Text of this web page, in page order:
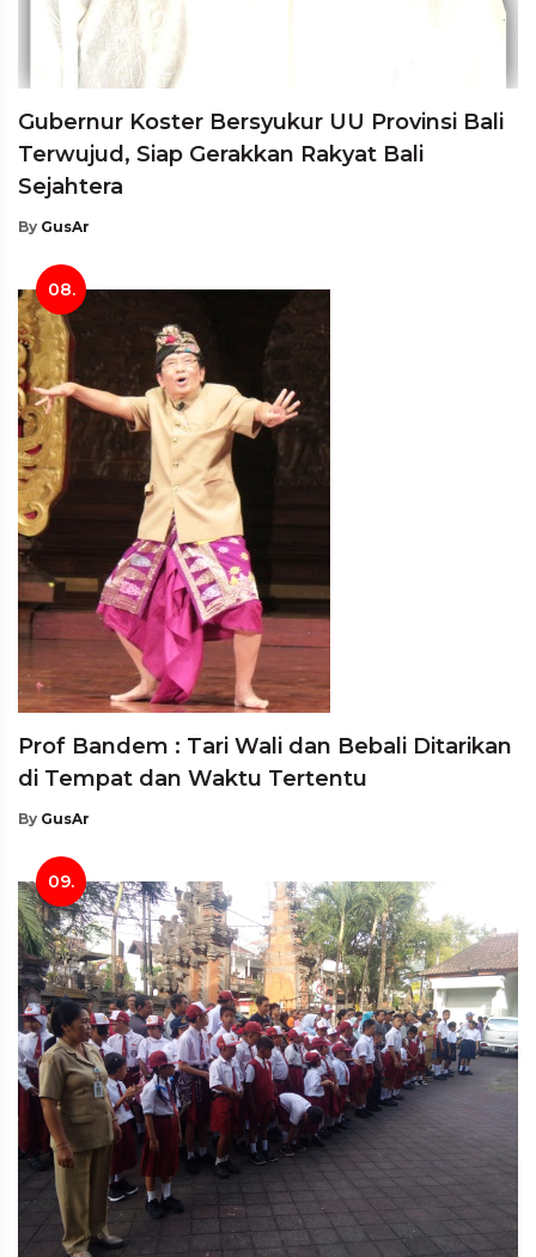
Gubernur Koster Bersyukur UU Provinsi Bali
Terwujud, Siap Gerakkan Rakyat Bali
Sejahtera
By GusAr
08.
Prof Bandem : Tari Wali dan Bebali Ditarikan
di Tempat dan Waktu Tertentu
By GusAr
09.